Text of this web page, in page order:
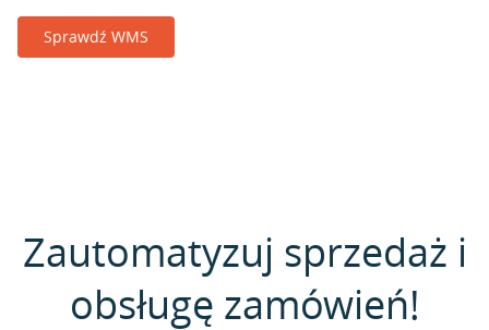
Sprawdź WMS
Zautomatyzuj sprzedaż i
obsługę zamówień!